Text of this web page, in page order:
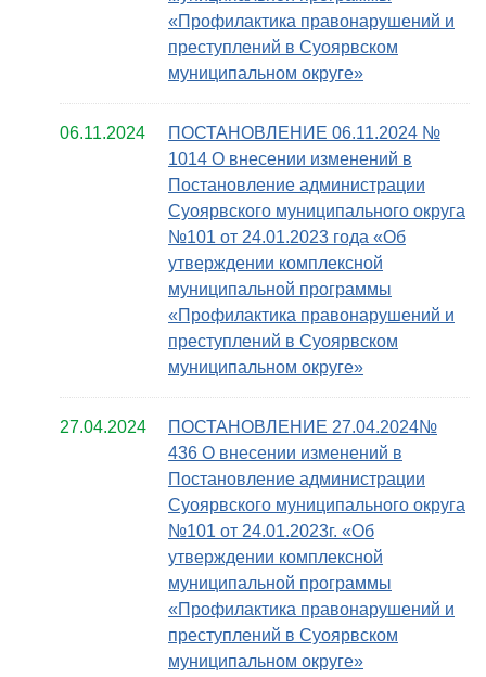
«Профилактика правонарушений и
преступлений в Суоярвском
муниципальном округе»
06.11.2024
ПОСТАНОВЛЕНИЕ 06.11.2024 №
1014 О внесении изменений в
Постановление администрации
Суоярвского муниципального округа
№101 от 24.01.2023 года «Об
утверждении комплексной
муниципальной программы
«Профилактика правонарушений и
преступлений в Суоярвском
муниципальном округе»
27.04.2024
ПОСТАНОВЛЕНИЕ 27.04.2024№
436 О внесении изменений в
Постановление администрации
Суоярвского муниципального округа
№101 от 24.01.2023г. «Об
утверждении комплексной
муниципальной программы
«Профилактика правонарушений и
преступлений в Суоярвском
муниципальном округе»